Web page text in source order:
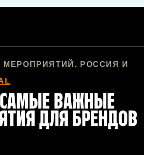
МЕРОПРИЯТИЙ. РОССИЯ И
ВАЖНЫЕ
ДЛЯ БРЕНДОВ